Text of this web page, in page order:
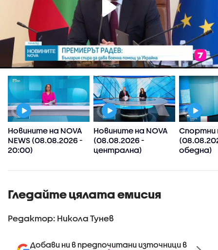
Новините на NOVA
NEWS (08.08.2026 -
20:00)
Новините на NOVA
(08.08.2026 -
централна)
Спортни
обедна)
Гледайте цялата емисия
Редактор: Никола Тунев
Добави ни в предпочитани източници в